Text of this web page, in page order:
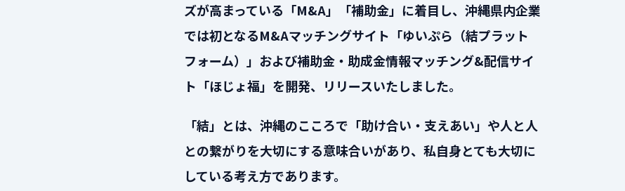
ズが高まっている「M&A」「補助金」に着目し、沖縄県内企業
では初となるM&Aマッチングサイト「ゆいぷら（結プラット
フォーム）」および補助金・助成金情報マッチング&配信サイ
ト「ほじょ福」を開発、リリースいたしました。
「結」とは、沖縄のこころで「助け合い・支えあい」や人と人
との繋がりを大切にする意味合いがあり、私自身とても大切に
している考え方であります。